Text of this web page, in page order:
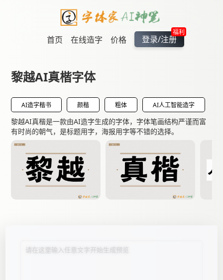
首页 在线造字 价格
福利
登录/注册
黎越AI真楷字体
AI造字楷书 颜楷 粗体 AI人工智能造字
黎越AI真楷是一款由AI造字生成的字体，字体笔画结构严谨而富
有时尚的朝气，是标题用字，海报用字等不错的选择。